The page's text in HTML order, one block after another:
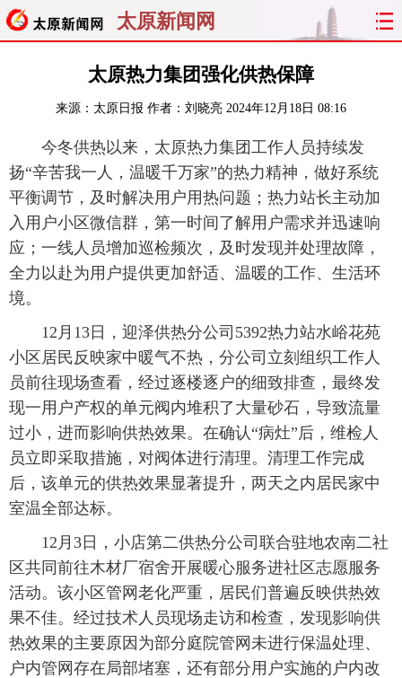
太原新闻网
聚焦 太原
经济 关注 文明 出行
纵横 曝光 综合 专题
旅游 理财 政务 教育
看天下 晋月读 最太原 网罗民生
太原日报
太原热力集团强化供热保障
来源： 太原日报 作者：刘晓亮 2024年12月18日 08:16
今冬供热以来，太原热力集团工作人员持续发
扬“辛苦我一人，温暖千万家”的热力精神，做好系统
平衡调节，及时解决用户用热问题；热力站长主动加
入用户小区微信群，第一时间了解用户需求并迅速响
应；一线人员增加巡检频次，及时发现并处理故障，
全力以赴为用户提供更加舒适、温暖的工作、生活环
境。
12月13日，迎泽供热分公司5392热力站水峪花苑
小区居民反映家中暖气不热，分公司立刻组织工作人
员前往现场查看，经过逐楼逐户的细致排查，最终发
现一用户产权的单元阀内堆积了大量砂石，导致流量
过小，进而影响供热效果。在确认“病灶”后，维检人
员立即采取措施，对阀体进行清理。清理工作完成
后，该单元的供热效果显著提升，两天之内居民家中
室温全部达标。
12月3日，小店第二供热分公司联合驻地农南二社
区共同前往木材厂宿舍开展暖心服务进社区志愿服务
活动。该小区管网老化严重，居民们普遍反映供热效
果不佳。经过技术人员现场走访和检查，发现影响供
热效果的主要原因为部分庭院管网未进行保温处理、
户内管网存在局部堵塞，还有部分用户实施的户内改